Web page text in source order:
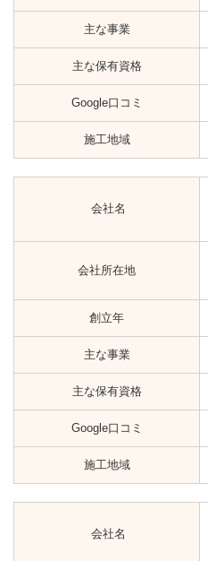
主な事業
主な保有資格
Google口コミ
施工地域
会社名
会社所在地
創立年
主な事業
主な保有資格
Google口コミ
施工地域
会社名